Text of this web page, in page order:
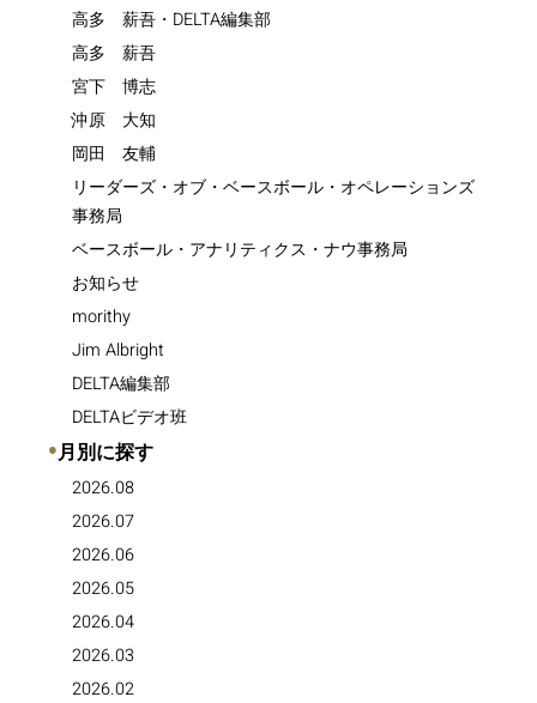
高多 薪吾・DELTA編集部
高多 薪吾
宮下 博志
沖原 大知
岡田 友輔
リーダーズ・オブ・ベースボール・オペレーションズ
事務局
ベースボール・アナリティクス・ナウ事務局
お知らせ
morithy
Jim Albright
DELTA編集部
DELTAビデオ班
●月別に探す
2026.08
2026.07
2026.06
2026.05
2026.04
2026.03
2026.02